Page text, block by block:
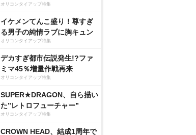
オリコンタイアップ特集
イケメンてんこ盛り！尊すぎ
る男子の純情ラブに胸キュン
オリコンタイアップ特集
デカすぎ都市伝説発生!?ファ
ミマ45％増量作戦再来
オリコンタイアップ特集
SUPER★DRAGON、自ら描い
た”レトロフューチャー”
オリコンタイアップ特集
CROWN HEAD、結成1周年で